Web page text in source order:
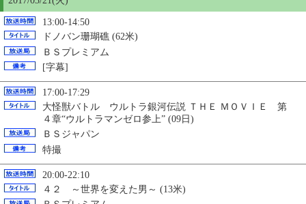
13:00-14:50
ドノバン珊瑚礁 (62米)
ＢＳプレミアム
[字幕]
17:00-17:29
大怪獣バトル ウルトラ銀河伝説 ＴＨＥ ＭＯＶＩＥ 第
４章“ウルトラマンゼロ参上” (09日)
ＢＳジャパン
特撮
20:00-22:10
４２ ～世界を変えた男～ (13米)